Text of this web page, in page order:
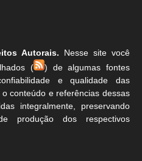
Autorais. Nesse site você
(
) de algumas fontes
e qualidade das
conteúdo e referências dessas
integralmente, preservando
produção dos respectivos